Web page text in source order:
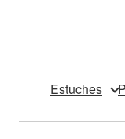
Estuches